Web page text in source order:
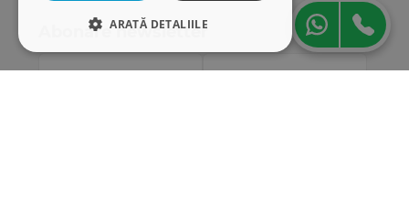
ARATĂ DETALIILE
Abonare newsletter